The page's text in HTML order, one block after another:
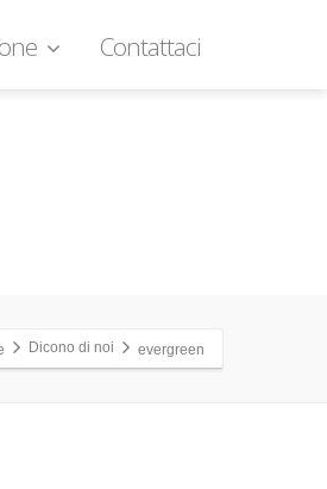
Contattaci
Dicono di noi evergreen